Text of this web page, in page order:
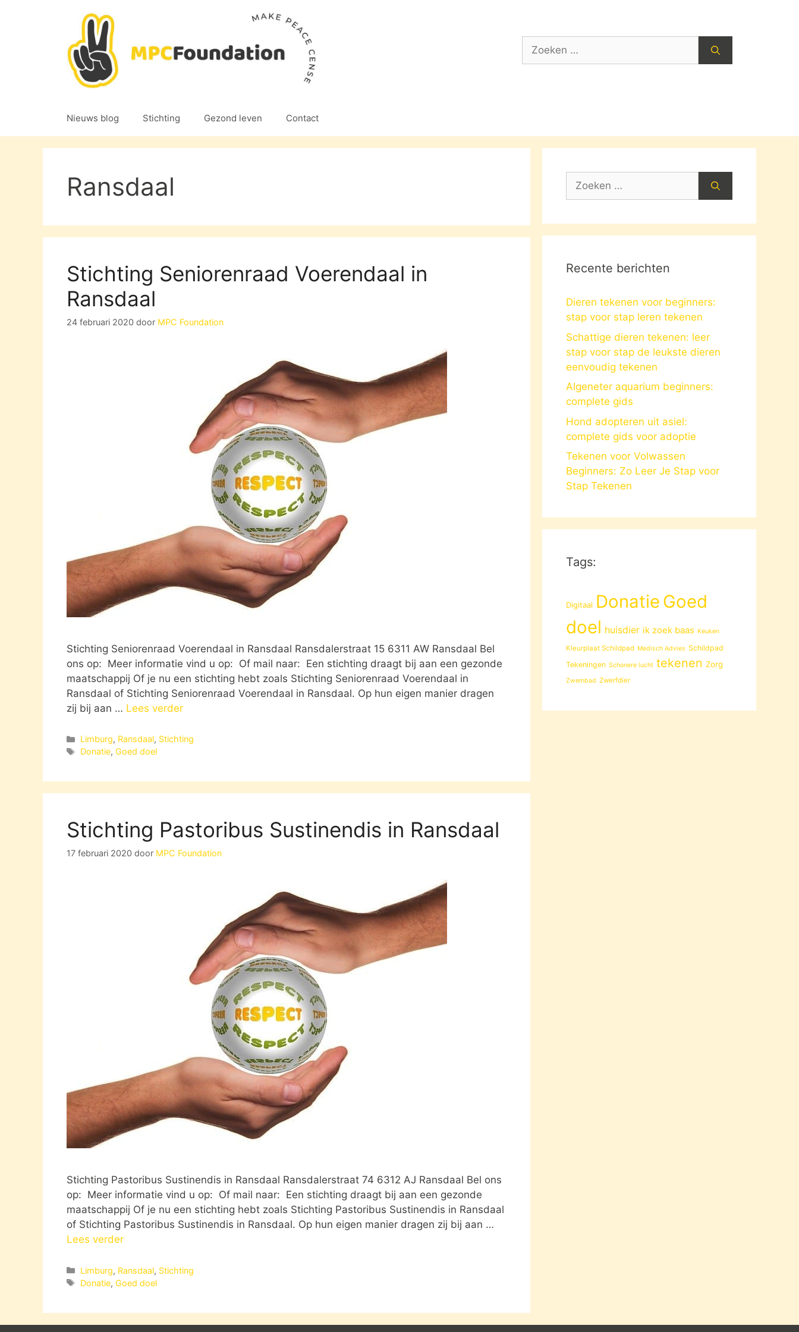
Zoek
Nieuws blog Stichting Gezond leven Contact
Ransdaal
Stichting Seniorenraad Voerendaal in
Ransdaal
24 februari 2020 door MPC Foundation
Stichting Seniorenraad Voerendaal in Ransdaal Ransdalerstraat 15 6311 AW Ransdaal Bel
ons op: Meer informatie vind u op: Of mail naar: Een stichting draagt bij aan een gezonde
maatschappij Of je nu een stichting hebt zoals Stichting Seniorenraad Voerendaal in
Ransdaal of Stichting Seniorenraad Voerendaal in Ransdaal. Op hun eigen manier dragen
zij bij aan … Lees verder
Categorieën
Limburg, Ransdaal, Stichting
Tags
Donatie,Goed doel
Stichting Pastoribus Sustinendis in Ransdaal
17 februari 2020 door MPC Foundation
Stichting Pastoribus Sustinendis in Ransdaal Ransdalerstraat 74 6312 AJ Ransdaal Bel ons
op: Meer informatie vind u op: Of mail naar: Een stichting draagt bij aan een gezonde
maatschappij Of je nu een stichting hebt zoals Stichting Pastoribus Sustinendis in Ransdaal
of Stichting Pastoribus Sustinendis in Ransdaal. Op hun eigen manier dragen zij bij aan …
Lees verder
Categorieën
Limburg, Ransdaal, Stichting
Tags
Donatie,Goed doel
Zoek
Recente berichten
Dieren tekenen voor beginners:
stap voor stap leren tekenen
Schattige dieren tekenen: leer
stap voor stap de leukste dieren
eenvoudig tekenen
Algeneter aquarium beginners:
complete gids
Hond adopteren uit asiel:
complete gids voor adoptie
Tekenen voor Volwassen
Beginners: Zo Leer Je Stap voor
Stap Tekenen
Tags:
Digitaal Donatie Goed
doel huisdier ik zoek baas Keuken
Kleurplaat Schildpad Medisch Advies Schildpad
Tekeningen Schonere lucht tekenen Zorg
Zwembad Zwerfdier